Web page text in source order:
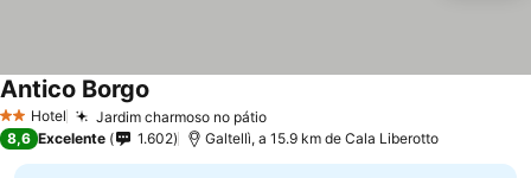
2 Estrelas
Hotel Jardim charmoso no pátio
Antico Borgo
8,6 Excelente 1.602 Galtellì, a 15.9 km de Cala Liberotto